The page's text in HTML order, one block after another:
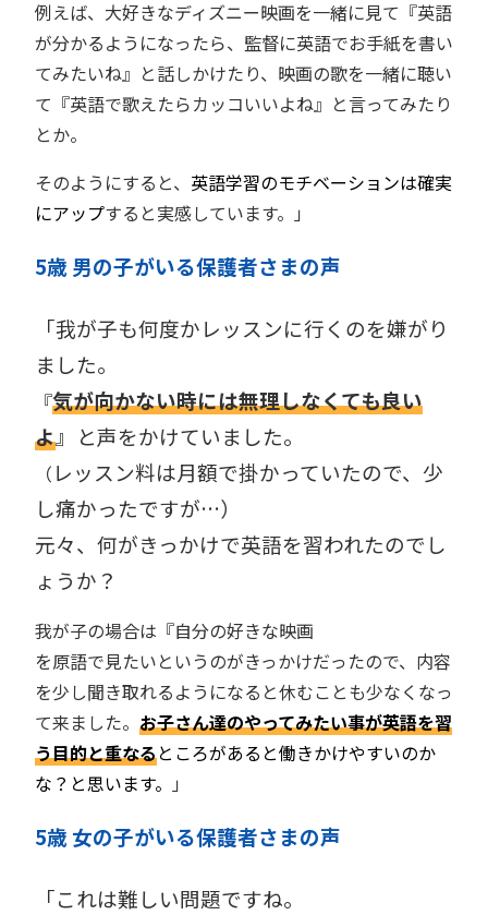
例えば、大好きなディズニー映画を一緒に見て『英語
が分かるようになったら、監督に英語でお手紙を書い
てみたいね』と話しかけたり、映画の歌を一緒に聴い
て『英語で歌えたらカッコいいよね』と言ってみたり
とか。
そのようにすると、 英語学習のモチベーションは確実
にアップすると実感しています。」
5歳 男の子がいる保護者さまの声
「我が子も何度かレッスンに行くのを嫌がり
ました。
『気が向かない時には無理しなくても良い
よ』と声をかけていました。
（ レッスン料は月額で掛かっていたので、少
し痛かったですが…）
元々、何がきっかけで英語を習われたのでし
ょうか？
我が子の場合は『自分の好きな映画
を原語で見たいというのがきっかけだったので、内容
を少し聞き取れるようになると休むことも少なくなっ
て来ました。 お子さん達のやってみたい事が英語を習
う目的と重なるところがあると働きかけやすいのか
な？と思います。 」
5歳 女の子がいる保護者さまの声
「これは難しい問題ですね。